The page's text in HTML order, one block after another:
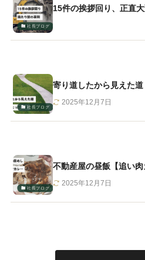
社長ブログ
15件の挨拶回り、正直
社長ブログ
寄り道したから見えた道
2025年12月7日
社長ブログ
不動産屋の昼飯【追い肉
2025年12月7日